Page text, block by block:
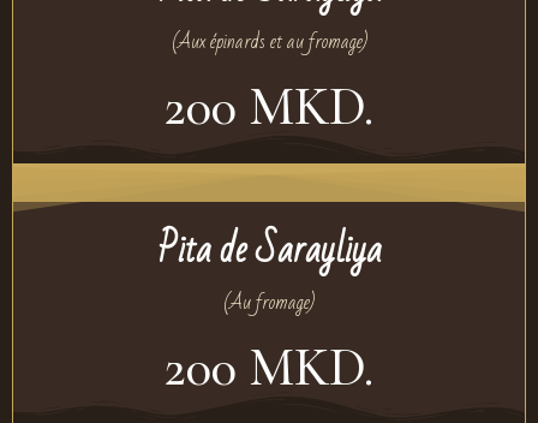
(Aux épinards et au fromage)
200 MKD.
Pita de Sarayliya
(Au fromage)
200 MKD.